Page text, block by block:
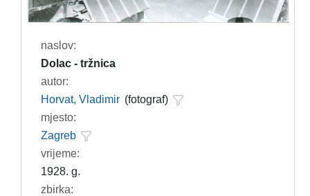
naslov:
Dolac - tržnica
autor:
Horvat, Vladimir (fotograf)
mjesto:
Zagreb
vrijeme:
1928. g.
zbirka: